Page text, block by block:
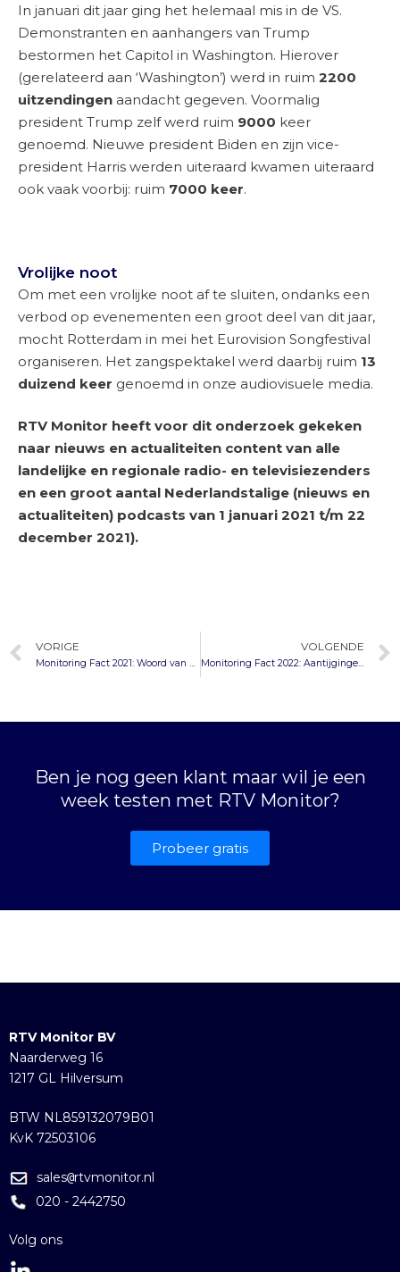
In januari dit jaar ging het helemaal mis in de VS.
Demonstranten en aanhangers van Trump
bestormen het Capitol in Washington. Hierover
(gerelateerd aan ‘Washington’) werd in ruim 2200
uitzendingen aandacht gegeven. Voormalig
president Trump zelf werd ruim 9000 keer
genoemd. Nieuwe president Biden en zijn vice-
president Harris werden uiteraard kwamen uiteraard
ook vaak voorbij: ruim 7000 keer.
Vrolijke noot
Om met een vrolijke noot af te sluiten, ondanks een
verbod op evenementen een groot deel van dit jaar,
mocht Rotterdam in mei het Eurovision Songfestival
organiseren. Het zangspektakel werd daarbij ruim 13
duizend keer genoemd in onze audiovisuele media.
RTV Monitor heeft voor dit onderzoek gekeken
naar nieuws en actualiteiten content van alle
landelijke en regionale radio- en televisiezenders
en een groot aantal Nederlandstalige (nieuws en
actualiteiten) podcasts van 1 januari 2021 t/m 22
december 2021).
VORIGE VOLGENDE
Monitoring Fact 2022: Aantijgingen seksueel wangedrag The Voice
Ben je nog geen klant maar wil je een
week testen met RTV Monitor?
Probeer gratis
RTV Monitor BV
Naarderweg 16
1217 GL Hilversum
BTW NL859132079B01
KvK 72503106
sales@rtvmonitor.nl
020 - 2442750
Volg ons